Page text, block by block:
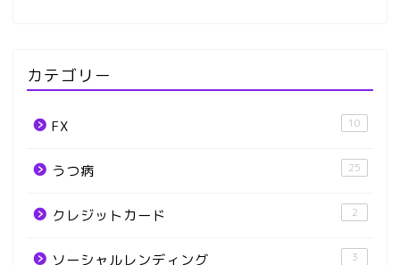
カテゴリー
FX 10
うつ病 25
クレジットカード 2
ソーシャルレンディング 3